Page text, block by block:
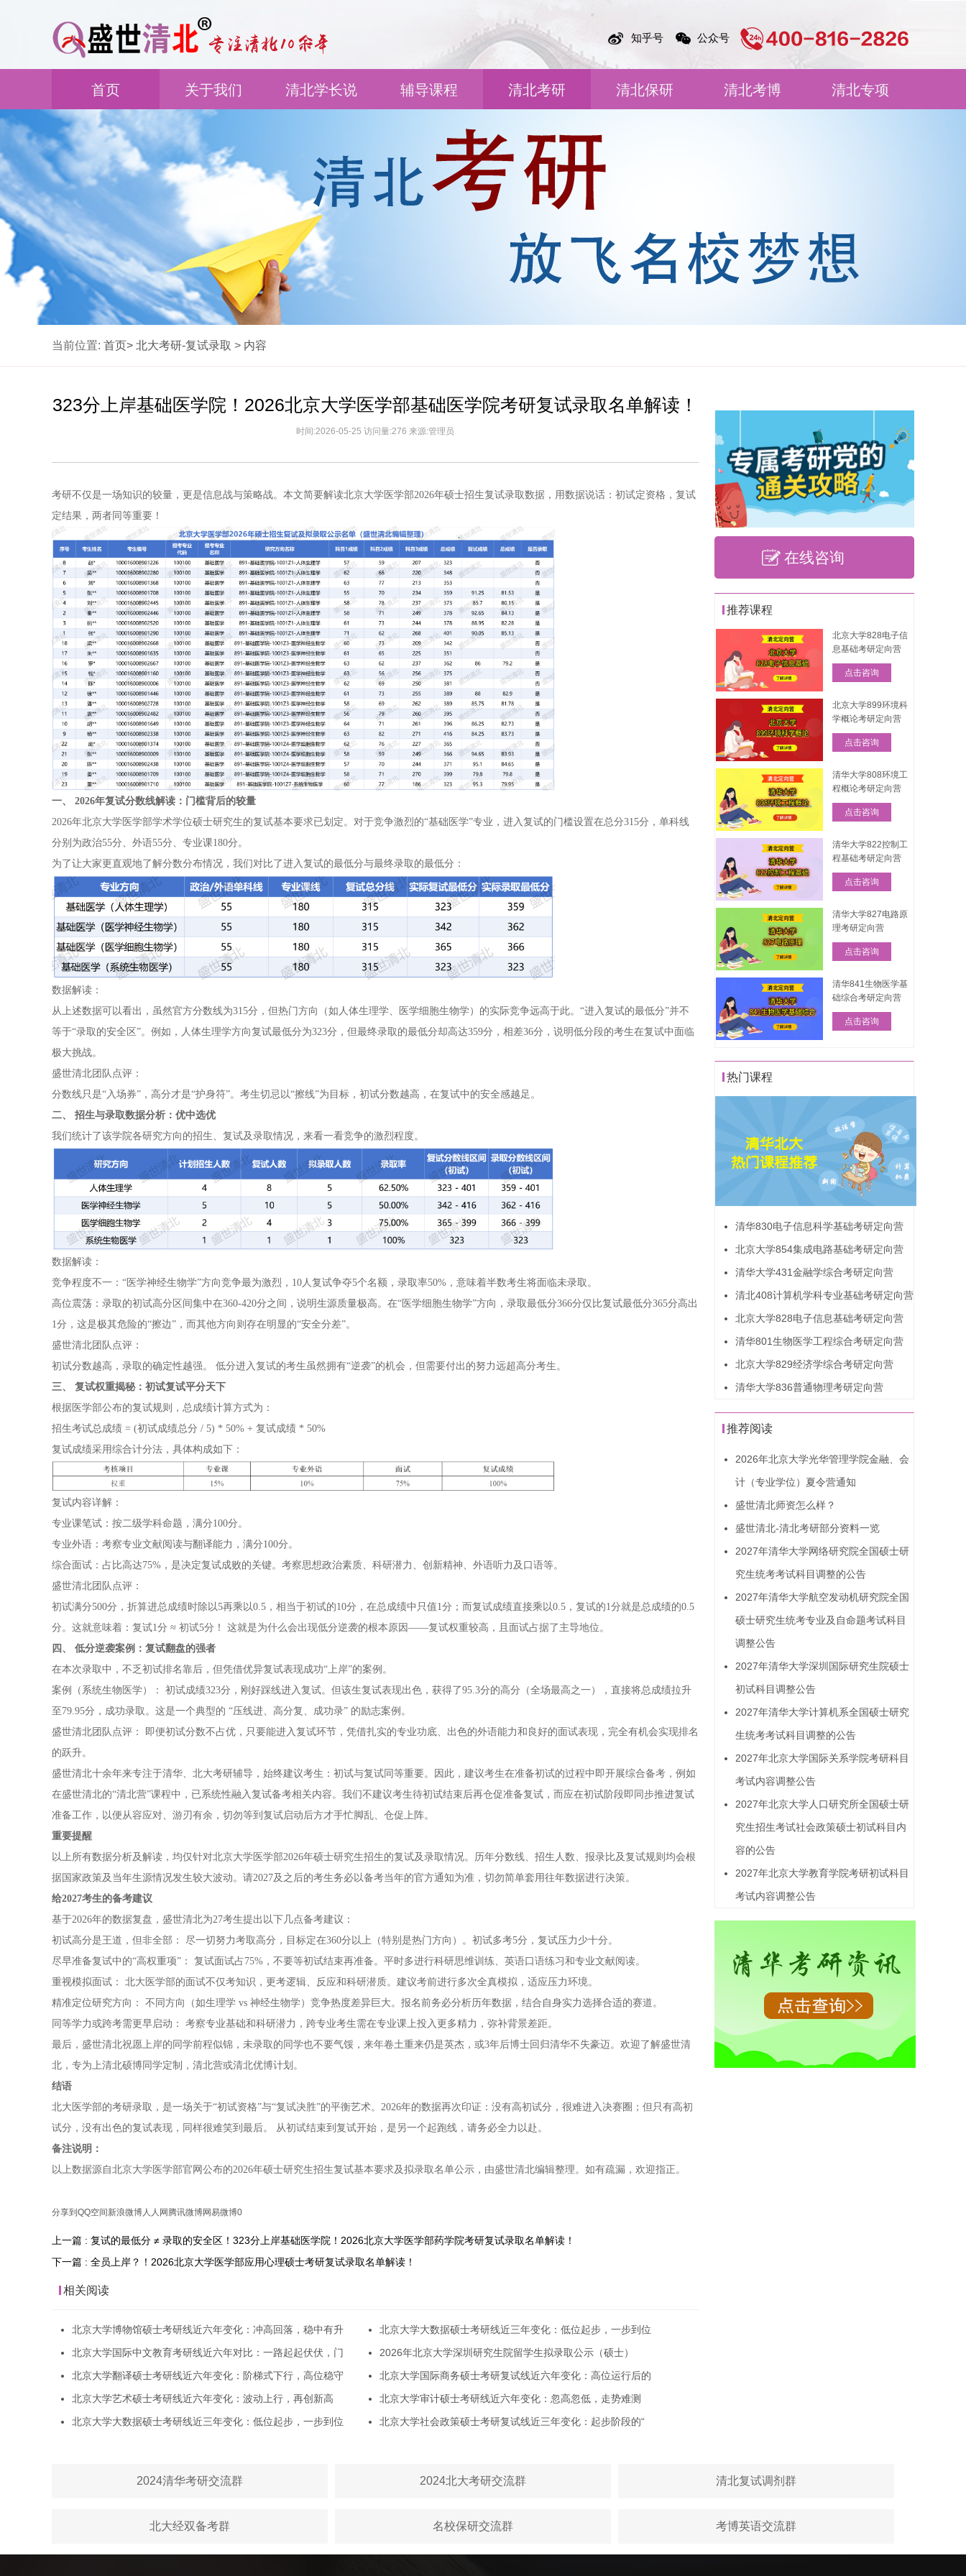
知乎号 公众号
首页 关于我们 清北学长说 辅导课程 清北考研 清北保研 清北考博 清北专项
当前位置: 首页> 北大考研-复试录取 > 内容
323分上岸基础医学院！2026北京大学医学部基础医学院考研复试录取名单解读！
时间:2026-05-25 访问量:276 来源:管理员
考研不仅是一场知识的较量，更是信息战与策略战。本文简要解读北京大学医学部2026年硕士招生复试录取数据，用数据说话：初试定资格，复试
定结果，两者同等重要！
一、 2026年复试分数线解读：门槛背后的较量
2026年北京大学医学部学术学位硕士研究生的复试基本要求已划定。对于竞争激烈的“基础医学”专业，进入复试的门槛设置在总分315分，单科线
分别为政治55分、外语55分、专业课180分。
为了让大家更直观地了解分数分布情况，我们对比了进入复试的最低分与最终录取的最低分：
数据解读：
从上述数据可以看出，虽然官方分数线为315分，但热门方向（如人体生理学、医学细胞生物学）的实际竞争远高于此。“进入复试的最低分”并不
等于“录取的安全区”。例如，人体生理学方向复试最低分为323分，但最终录取的最低分却高达359分，相差36分，说明低分段的考生在复试中面临
极大挑战。
盛世清北团队点评：
分数线只是“入场券”，高分才是“护身符”。考生切忌以“擦线”为目标，初试分数越高，在复试中的安全感越足。
二、 招生与录取数据分析：优中选优
我们统计了该学院各研究方向的招生、复试及录取情况，来看一看竞争的激烈程度。
数据解读：
竞争程度不一：“医学神经生物学”方向竞争最为激烈，10人复试争夺5个名额，录取率50%，意味着半数考生将面临未录取。
高位震荡：录取的初试高分区间集中在360-420分之间，说明生源质量极高。在“医学细胞生物学”方向，录取最低分366分仅比复试最低分365分高出
1分，这是极其危险的“擦边”，而其他方向则存在明显的“安全分差”。
盛世清北团队点评：
初试分数越高，录取的确定性越强。 低分进入复试的考生虽然拥有“逆袭”的机会，但需要付出的努力远超高分考生。
三、 复试权重揭秘：初试复试平分天下
根据医学部公布的复试规则，总成绩计算方式为：
招生考试总成绩 = (初试成绩总分 / 5) * 50% + 复试成绩 * 50%
复试成绩采用综合计分法，具体构成如下：
复试内容详解：
专业课笔试：按二级学科命题，满分100分。
专业外语：考察专业文献阅读与翻译能力，满分100分。
综合面试：占比高达75%，是决定复试成败的关键。考察思想政治素质、科研潜力、创新精神、外语听力及口语等。
盛世清北团队点评：
初试满分500分，折算进总成绩时除以5再乘以0.5，相当于初试的10分，在总成绩中只值1分；而复试成绩直接乘以0.5，复试的1分就是总成绩的0.5
分。这就意味着：复试1分 ≈ 初试5分！ 这就是为什么会出现低分逆袭的根本原因——复试权重较高，且面试占据了主导地位。
四、 低分逆袭案例：复试翻盘的强者
在本次录取中，不乏初试排名靠后，但凭借优异复试表现成功“上岸”的案例。
案例（系统生物医学）： 初试成绩323分，刚好踩线进入复试。但该生复试表现出色，获得了95.3分的高分（全场最高之一），直接将总成绩拉升
至79.95分，成功录取。这是一个典型的 “压线进、高分复、成功录” 的励志案例。
盛世清北团队点评： 即便初试分数不占优，只要能进入复试环节，凭借扎实的专业功底、出色的外语能力和良好的面试表现，完全有机会实现排名
的跃升。
盛世清北十余年来专注于清华、北大考研辅导，始终建议考生：初试与复试同等重要。因此，建议考生在准备初试的过程中即开展综合备考，例如
在盛世清北的“清北营”课程中，已系统性融入复试备考相关内容。我们不建议考生待初试结束后再仓促准备复试，而应在初试阶段即同步推进复试
准备工作，以便从容应对、游刃有余，切勿等到复试启动后方才手忙脚乱、仓促上阵。
重要提醒
以上所有数据分析及解读，均仅针对北京大学医学部2026年硕士研究生招生的复试及录取情况。历年分数线、招生人数、报录比及复试规则均会根
据国家政策及当年生源情况发生较大波动。请2027及之后的考生务必以备考当年的官方通知为准，切勿简单套用往年数据进行决策。
给2027考生的备考建议
基于2026年的数据复盘，盛世清北为27考生提出以下几点备考建议：
初试高分是王道，但非全部： 尽一切努力考取高分，目标定在360分以上（特别是热门方向）。初试多考5分，复试压力少十分。
尽早准备复试中的“高权重项”： 复试面试占75%，不要等初试结束再准备。平时多进行科研思维训练、英语口语练习和专业文献阅读。
重视模拟面试： 北大医学部的面试不仅考知识，更考逻辑、反应和科研潜质。建议考前进行多次全真模拟，适应压力环境。
精准定位研究方向： 不同方向（如生理学 vs 神经生物学）竞争热度差异巨大。报名前务必分析历年数据，结合自身实力选择合适的赛道。
同等学力或跨考需更早启动： 考察专业基础和科研潜力，跨专业考生需在专业课上投入更多精力，弥补背景差距。
最后，盛世清北祝愿上岸的同学前程似锦，未录取的同学也不要气馁，来年卷土重来仍是英杰，或3年后博士回归清华不失豪迈。欢迎了解盛世清
北，专为上清北硕博同学定制，清北营或清北优博计划。
结语
北大医学部的考研录取，是一场关于“初试资格”与“复试决胜”的平衡艺术。2026年的数据再次印证：没有高初试分，很难进入决赛圈；但只有高初
试分，没有出色的复试表现，同样很难笑到最后。 从初试结束到复试开始，是另一个起跑线，请务必全力以赴。
备注说明：
以上数据源自北京大学医学部官网公布的2026年硕士研究生招生复试基本要求及拟录取名单公示，由盛世清北编辑整理。如有疏漏，欢迎指正。
分享到 QQ空间 新浪微博人人网 腾讯微博网易微博0
上一篇 : 复试的最低分 ≠ 录取的安全区！323分上岸基础医学院！2026北京大学医学部药学院考研复试录取名单解读！
下一篇 : 全员上岸？！2026北京大学医学部应用心理硕士考研复试录取名单解读！
相关阅读
北京大学博物馆硕士考研线近六年变化：冲高回落，稳中有升
北京大学国际中文教育考研线近六年对比：一路起起伏伏，门
北京大学翻译硕士考研线近六年变化：阶梯式下行，高位稳守
北京大学艺术硕士考研线近六年变化：波动上行，再创新高
北京大学大数据硕士考研线近三年变化：低位起步，一步到位
北京大学大数据硕士考研线近三年变化：低位起步，一步到位
2026年北京大学深圳研究生院留学生拟录取公示（硕士）
北京大学国际商务硕士考研复试线近六年变化：高位运行后的
北京大学审计硕士考研线近六年变化：忽高忽低，走势难测
北京大学社会政策硕士考研复试线近三年变化：起步阶段的“
在线咨询
推荐课程
北京大学828电子信
息基础考研定向营
点击咨询
北京大学899环境科
学概论考研定向营
点击咨询
清华大学808环境工
程概论考研定向营
点击咨询
清华大学822控制工
程基础考研定向营
点击咨询
清华大学827电路原
理考研定向营
点击咨询
清华841生物医学基
础综合考研定向营
点击咨询
热门课程
清华830电子信息科学基础考研定向营
北京大学854集成电路基础考研定向营
清华大学431金融学综合考研定向营
清北408计算机学科专业基础考研定向营
北京大学828电子信息基础考研定向营
清华801生物医学工程综合考研定向营
北京大学829经济学综合考研定向营
清华大学836普通物理考研定向营
推荐阅读
2026年北京大学光华管理学院金融、会
计（专业学位）夏令营通知
盛世清北师资怎么样？
盛世清北-清北考研部分资料一览
2027年清华大学网络研究院全国硕士研
究生统考考试科目调整的公告
2027年清华大学航空发动机研究院全国
硕士研究生统考专业及自命题考试科目
调整公告
2027年清华大学深圳国际研究生院硕士
初试科目调整公告
2027年清华大学计算机系全国硕士研究
生统考考试科目调整的公告
2027年北京大学国际关系学院考研科目
考试内容调整公告
2027年北京大学人口研究所全国硕士研
究生招生考试社会政策硕士初试科目内
容的公告
2027年北京大学教育学院考研初试科目
考试内容调整公告
2024清华考研交流群 2024北大考研交流群 清北复试调剂群
北大经双备考群 名校保研交流群 考博英语交流群